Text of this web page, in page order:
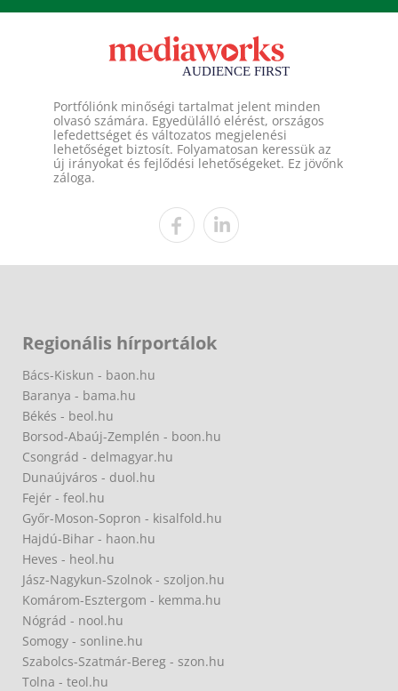
Portfóliónk minőségi tartalmat jelent minden
olvasó számára. Egyedülálló elérést, országos
lefedettséget és változatos megjelenési
lehetőséget biztosít. Folyamatosan keressük az
új irányokat és fejlődési lehetőségeket. Ez jövőnk
záloga.
Regionális hírportálok
Bács-Kiskun - baon.hu
Baranya - bama.hu
Békés - beol.hu
Borsod-Abaúj-Zemplén - boon.hu
Csongrád - delmagyar.hu
Dunaújváros - duol.hu
Fejér - feol.hu
Győr-Moson-Sopron - kisalfold.hu
Hajdú-Bihar - haon.hu
Heves - heol.hu
Jász-Nagykun-Szolnok - szoljon.hu
Komárom-Esztergom - kemma.hu
Nógrád - nool.hu
Somogy - sonline.hu
Szabolcs-Szatmár-Bereg - szon.hu
Tolna - teol.hu